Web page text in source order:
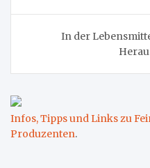
In der
Infos, Tipps und Links zu
Produzenten.